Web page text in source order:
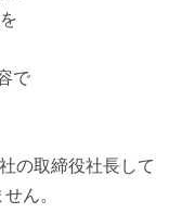
で
の取締役社長して
ん。